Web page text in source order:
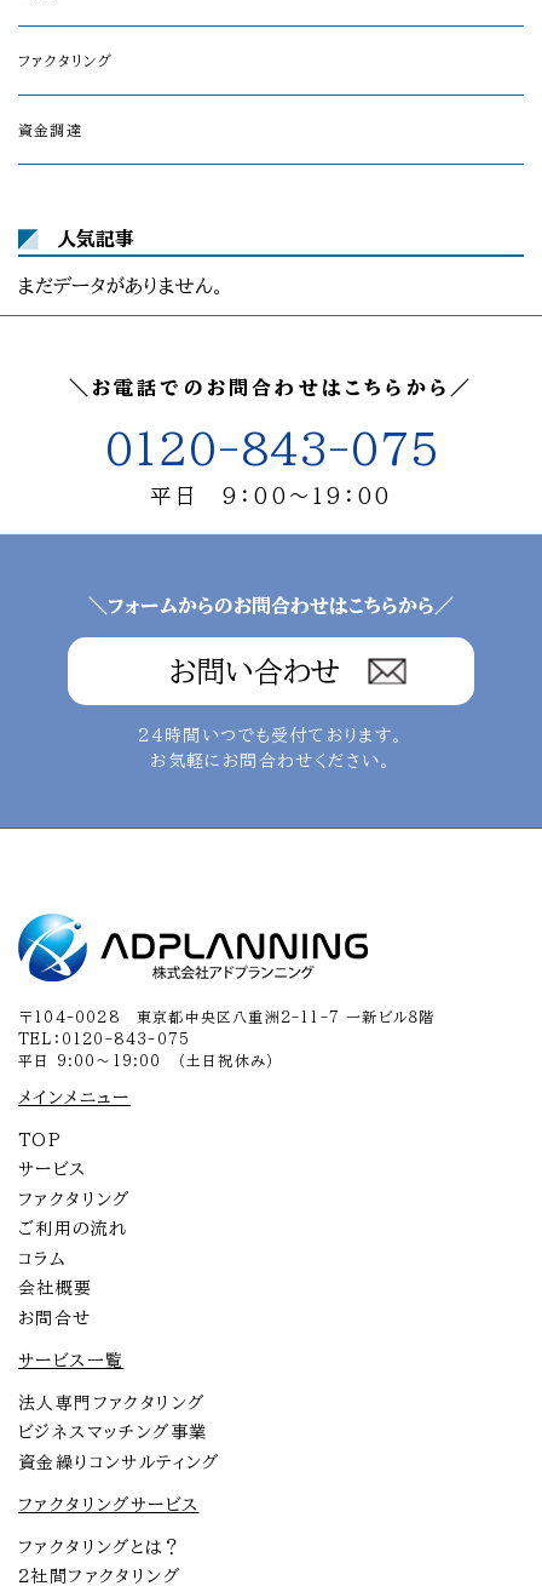
ファクタリング
資金調達
人気記事
まだデータがありません。
＼お電話でのお問合わせはこちらから／
0120-843-075
平日 9：00～19：00
＼フォームからのお問合わせはこちらから／
お問い合わせ
24時間いつでも受付ております。
お気軽にお問合わせください。
〒104-0028 東京都中央区八重洲2-11-7 一新ビル８階
TEL：0120-843-075
平日 9:00～19:00 （土日祝休み）
メインメニュー
TOP
サービス
ファクタリング
ご利用の流れ
コラム
会社概要
お問合せ
サービス一覧
法人専門ファクタリング
ビジネスマッチング事業
資金繰りコンサルティング
ファクタリングサービス
ファクタリングとは？
2社間ファクタリング